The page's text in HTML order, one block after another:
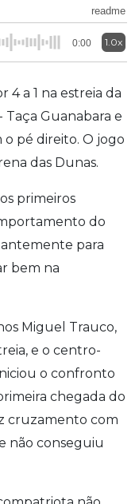
readme
0:00 1.0x
4 a 1 na estreia da
Guanabara e
pé direito. O jogo
das Dunas.
primeiros
do
para
bem na
Miguel Trauco,
e o centro-
o confronto
chegada do
cruzamento com
não conseguiu